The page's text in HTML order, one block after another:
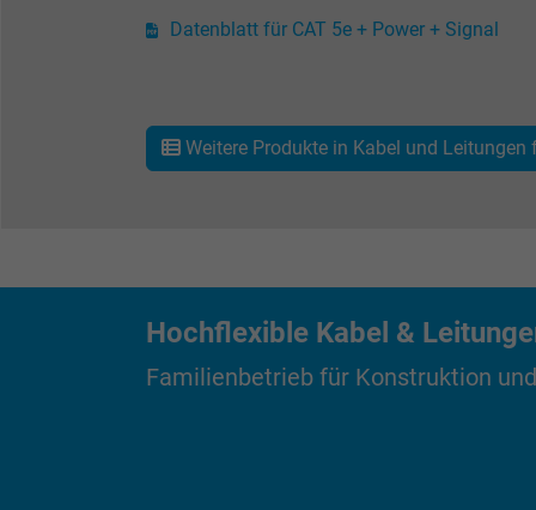
Laufzeit
Name
Datenblatt für CAT 5e + Power + Signal
Weitere Produkte in Kabel und
Hochflexible Kabel &
Familienbetrieb für Konstruktion